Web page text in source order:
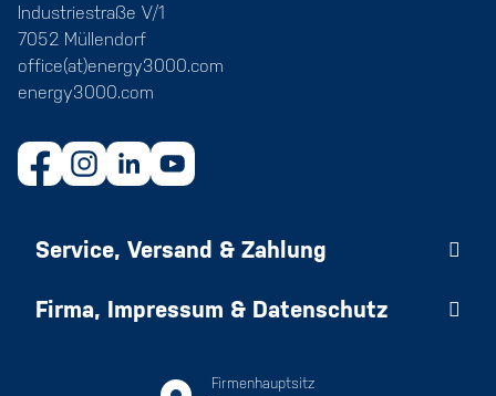
Industriestraße V/1
7052 Müllendorf
office(at)energy3000.com
energy3000.com
Service, Versand & Zahlung
Firma, Impressum & Datenschutz
Firmenhauptsitz